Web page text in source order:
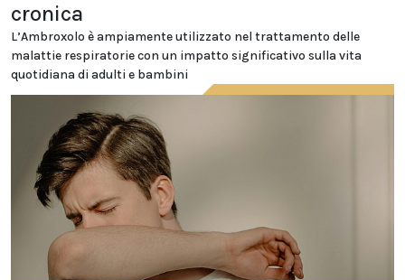
cronica
L’Ambroxolo è ampiamente utilizzato nel trattamento delle
malattie respiratorie con un impatto significativo sulla vita
quotidiana di adulti e bambini